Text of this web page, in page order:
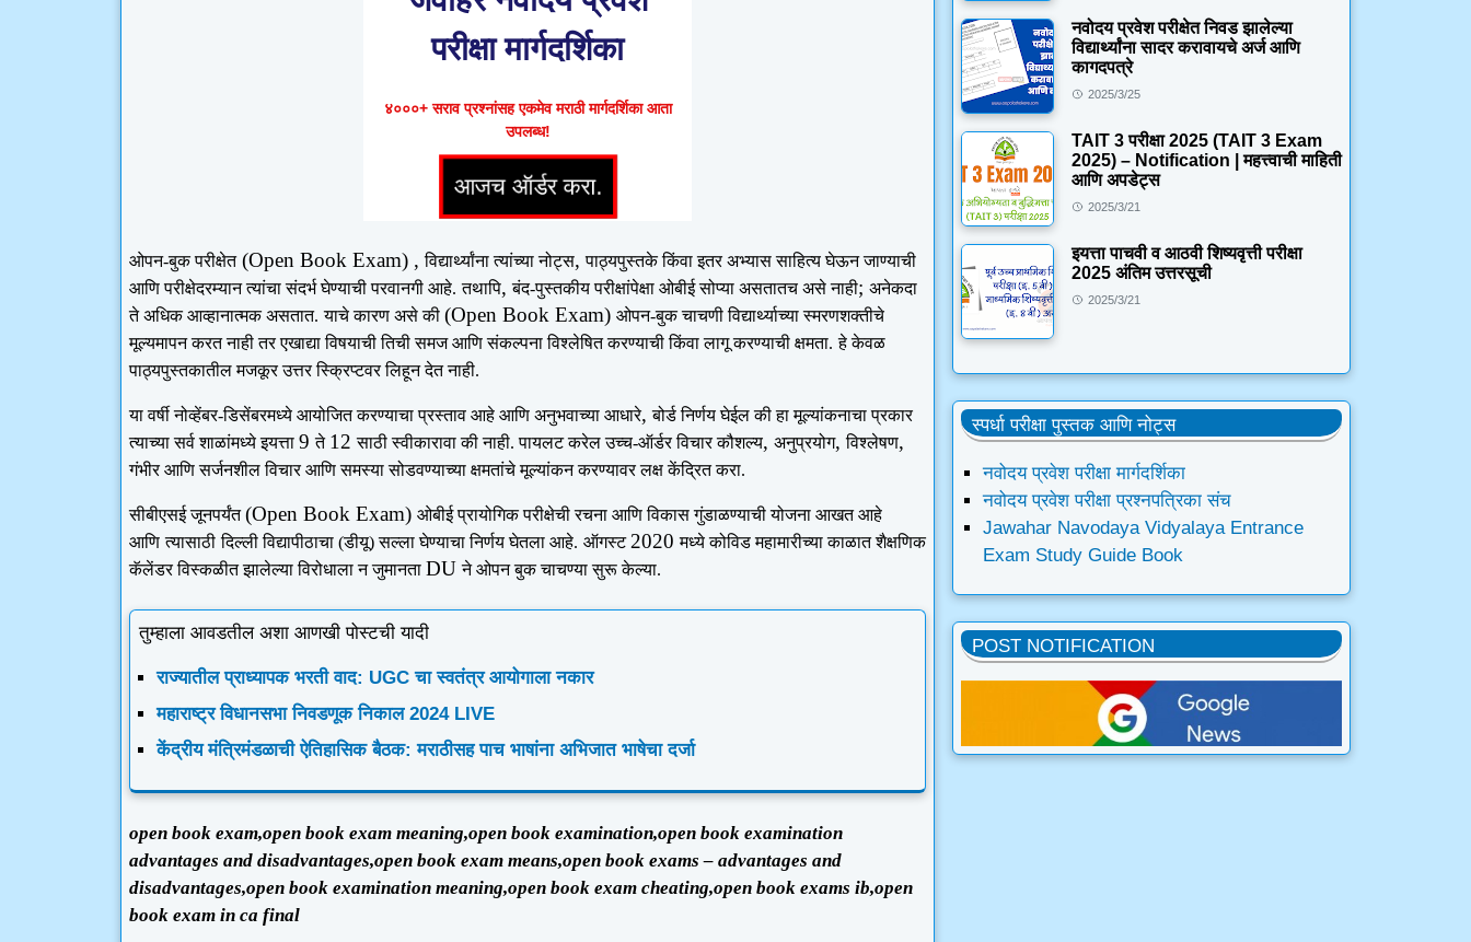
परीक्षा मार्गदर्शिका
४०००+ सराव प्रश्नांसह एकमेव मराठी मार्गदर्शिका आता
उपलब्ध!
ओपन-बुक परीक्षेत (Open Book Exam) ,विद्यार्थ्यांना त्यांच्या नोट्स,पाठ्यपुस्तके किंवा इतर अभ्यास साहित्य घेऊन जाण्याची
आणि परीक्षेदरम्यान त्यांचा संदर्भ घेण्याची परवानगी आहे. तथापि,बंद-पुस्तकीय परीक्षांपेक्षा ओबीई सोप्या असतातच असे नाही; अनेकदा
ते अधिक आव्हानात्मक असतात. याचे कारण असे की (Open Book Exam) ओपन-बुक चाचणी विद्यार्थ्याच्या स्मरणशक्तीचे
मूल्यमापन करत नाही तर एखाद्या विषयाची तिची समज आणि संकल्पना विश्लेषित करण्याची किंवा लागू करण्याची क्षमता. हे केवळ
पाठ्यपुस्तकातील मजकूर उत्तर स्क्रिप्टवर लिहून देत नाही.
या वर्षी नोव्हेंबर-डिसेंबरमध्ये आयोजित करण्याचा प्रस्ताव आहे आणि अनुभवाच्या आधारे,बोर्ड निर्णय घेईल की हा मूल्यांकनाचा प्रकार
त्याच्या सर्व शाळांमध्ये इयत्ता 9ते 12साठी स्वीकारावा की नाही. पायलट करेल उच्च-ऑर्डर विचार कौशल्य, अनुप्रयोग,विश्लेषण,
गंभीर आणि सर्जनशील विचार आणि समस्या सोडवण्याच्या क्षमतांचे मूल्यांकन करण्यावर लक्ष केंद्रित करा.
सीबीएसई जूनपर्यंत(Open Book Exam) ओबीई प्रायोगिक परीक्षेची रचना आणि विकास गुंडाळण्याची योजना आखत आहे
आणि त्यासाठी दिल्ली विद्यापीठाचा (डीयू) सल्ला घेण्याचा निर्णय घेतला आहे. ऑगस्ट2020मध्ये कोविड महामारीच्या काळात शैक्षणिक
कॅलेंडर विस्कळीत झालेल्या विरोधाला न जुमानता DUने ओपन बुक चाचण्या सुरू केल्या.
तुम्हाला आवडतील अशा आणखी पोस्टची यादी
राज्यातील प्राध्यापक भरती वाद: UGC चा स्वतंत्र आयोगाला नकार
महाराष्ट्र विधानसभा निवडणूक निकाल 2024 LIVE
केंद्रीय मंत्रिमंडळाची ऐतिहासिक बैठक: मराठीसह पाच भाषांना अभिजात भाषेचा दर्जा
open book exam,open book exam meaning,open book examination,open book examination
advantages and disadvantages,open book exam means,open book exams – advantages and
disadvantages,open book examination meaning,open book exam cheating,open book exams ib,open
book exam in ca final
नवोदय प्रवेश परीक्षेत निवड झालेल्या
विद्यार्थ्यांना सादर करावायचे अर्ज आणि
कागदपत्रे
2025/3/25
TAIT 3 परीक्षा 2025 (TAIT 3 Exam
2025) – Notification | महत्त्वाची माहिती
आणि अपडेट्स
2025/3/21
इयत्ता पाचवी व आठवी शिष्यवृत्ती परीक्षा
2025 अंतिम उत्तरसूची
2025/3/21
स्पर्धा परीक्षा पुस्तक आणि नोट्स
नवोदय प्रवेश परीक्षा मार्गदर्शिका
नवोदय प्रवेश परीक्षा प्रश्नपत्रिका संच
Jawahar Navodaya Vidyalaya Entrance
Exam Study Guide Book
POST NOTIFICATION